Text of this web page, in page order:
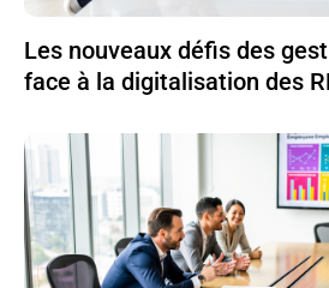
Les nouveaux défis des
face à la digitalisation des